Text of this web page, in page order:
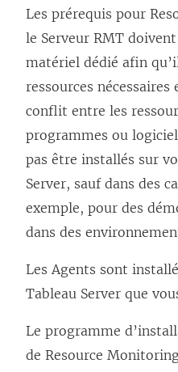
Les prérequis pour
le Serveur RMT
matériel dédié afin
ressources nécessaires
conflit entre les
programmes ou
pas être installés sur
Server, sauf dans des
exemple, pour des
dans des
Les Agents sont
Tableau Server que
Le programme
de Resource